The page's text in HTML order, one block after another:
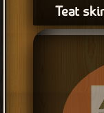
Teat